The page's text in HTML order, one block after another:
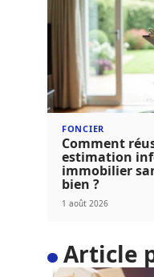
FONCIER
Comment
estimation
immobilier
bien ?
1 août 2026
Article